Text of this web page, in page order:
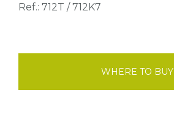
Ref.: 712T / 712K7
WHERE TO BUY